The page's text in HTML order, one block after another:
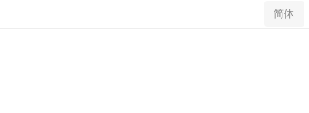
简体